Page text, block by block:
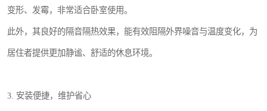
变形、发霉，非常适合卧室使用。
此外，其良好的隔音隔热效果，能有效阻隔外界噪音与温度变化，为
居住者提供更加静谧、舒适的休息环境。
3. 安装便捷，维护省心